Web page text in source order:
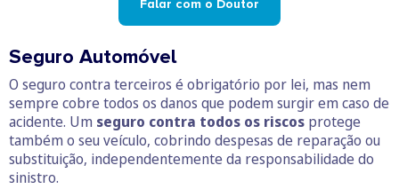
Falar com o Doutor
Seguro Automóvel
O seguro contra terceiros é obrigatório por lei, mas nem
sempre cobre todos os danos que podem surgir em caso de
acidente. Um seguro contra todos os riscos protege
também o seu veículo, cobrindo despesas de reparação ou
substituição, independentemente da responsabilidade do
sinistro.